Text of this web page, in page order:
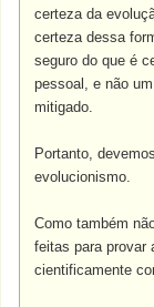
certeza da
certeza dessa
seguro do que é
pessoal, e não
mitigado.
Portanto,
evolucionismo.
Como também
feitas para provar
cientificamente